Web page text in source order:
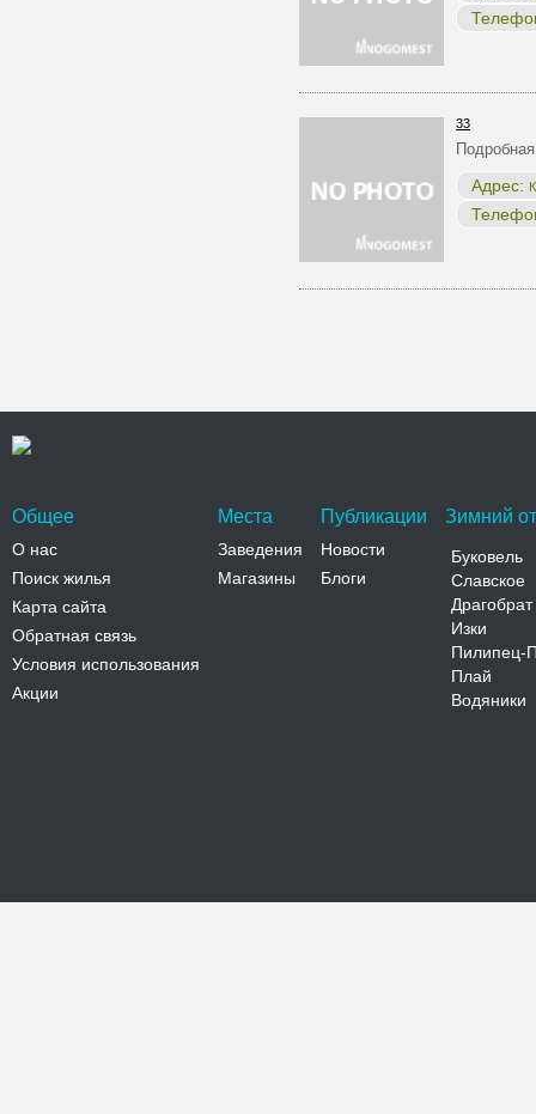
33
Адрес:
Общее
О нас
Поиск жилья
Карта сайта
Обратная связь
Условия использования
Акции
Места
Заведения
Магазины
Публикации
Новости
Блоги
Зимний
Буковель
Славское
Драгобрат
Изки
Пилипец-
Плай
Водяники